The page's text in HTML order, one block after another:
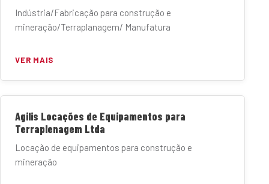
Indústria/Fabricação para construção e
mineração/Terraplanagem/ Manufatura
VER MAIS
Agilis Locações de Equipamentos para
Terraplenagem Ltda
Locação de equipamentos para construção e
mineração